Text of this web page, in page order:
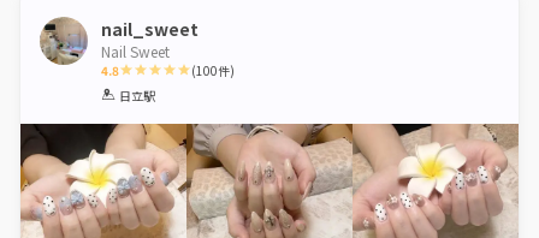
nail_sweet
Nail Sweet
4.8
1 2 3
(100件)
日立駅